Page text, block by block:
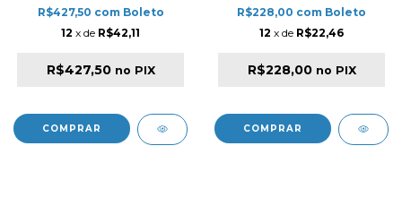
R$427,50 com Boleto
12 x de R$42,11
R$427,50 no PIX
R$228,00 com Boleto
12 x de R$22,46
R$228,00 no PIX